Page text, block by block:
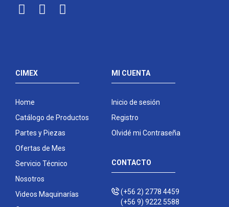
CIMEX
Home
Catálogo de Productos
Partes y Piezas
Ofertas de Mes
Servicio Técnico
Nosotros
Videos Maquinarías
MI CUENTA
Inicio de sesión
Registro
Olvidé mi Contraseña
CONTACTO
(+56 2) 2778 4459
(+56 9) 9222 5588